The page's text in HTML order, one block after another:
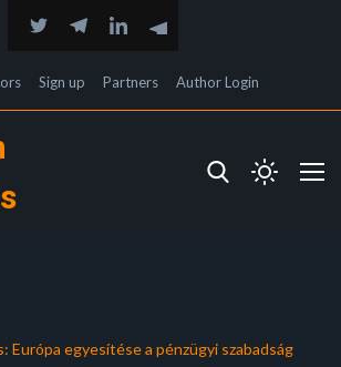
Sign up Partners Author Login
Európa egyesítése a pénzügyi szabadság